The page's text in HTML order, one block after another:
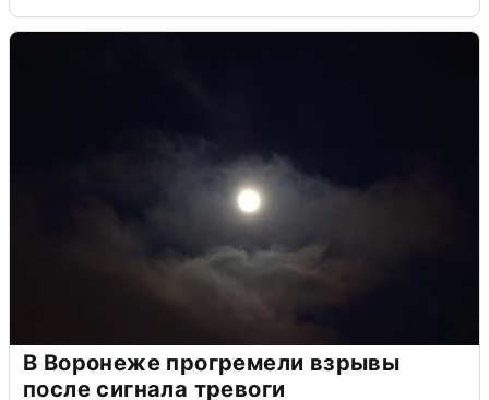
В Воронеже прогремели взрывы
после сигнала тревоги